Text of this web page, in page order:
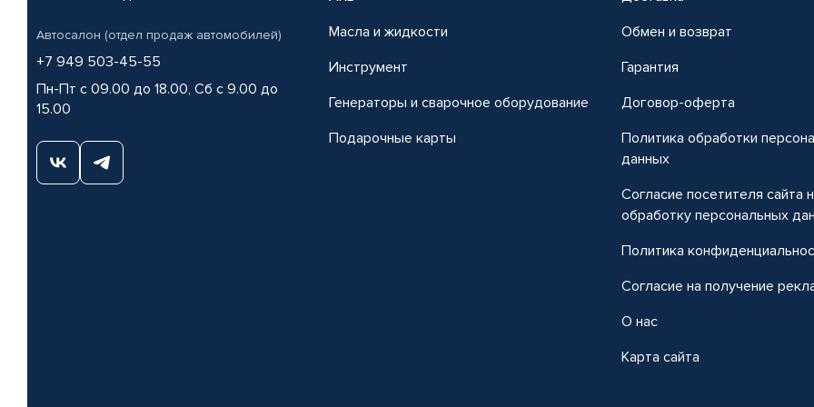
Автосалон (отдел продаж автомобилей)
+7 949 503-45-55
Пн-Пт с 09.00 до 18.00, Сб с 9.00 до
15.00
Масла и жидкости
Инструмент
Генераторы и сварочное оборудование
Подарочные карты
Обмен и возврат
Гарантия
Договор-оферта
Политика обработки
данных
Согласие посетителя сайта
обработку персональных
Политика
Согласие на получение
О нас
Карта сайта